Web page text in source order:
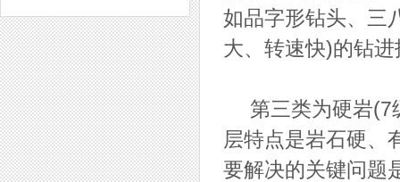
台湾万事达切削科技
如品字形钻头、三
大、转速快)的钻
第三类为硬岩(7
层特点是岩石硬、
要解决的关键问题